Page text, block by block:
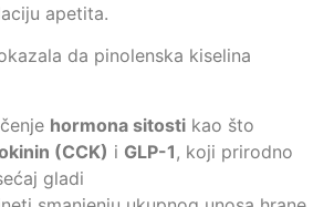
apetita.
da pinolenska kiselina
hormona sitosti kao što
(CCK) i GLP-1 , koji prirodno
gladi